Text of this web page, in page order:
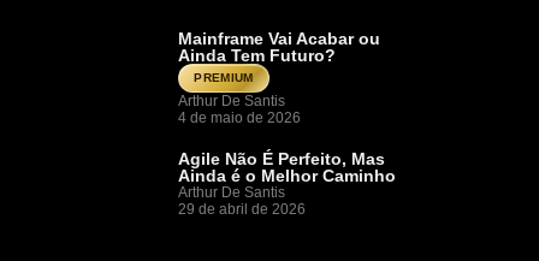
Mainframe Vai Acabar ou
Ainda Tem Futuro?
PREMIUM
Arthur De Santis
4 de maio de 2026
Agile Não É Perfeito, Mas
Ainda é o Melhor Caminho
Arthur De Santis
29 de abril de 2026